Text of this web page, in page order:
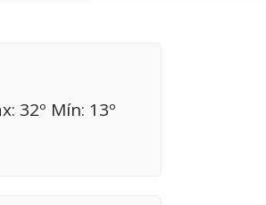
32º Mín: 13º